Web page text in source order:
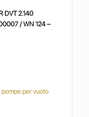
DVT 2.140
/ WN 124 –
pompe per vuoto